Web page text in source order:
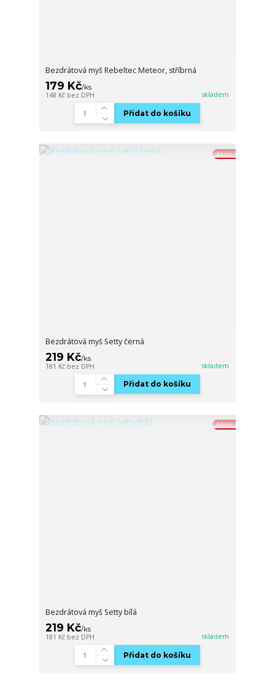
Bezdrátová myš Rebeltec Meteor, stříbrná
179 Kč/ks
148 Kč bez DPH skladem
Přidat do košíku
Akce
Bezdrátová myš Setty černá
219 Kč/ks
181 Kč bez DPH skladem
Přidat do košíku
Akce
Bezdrátová myš Setty bílá
219 Kč/ks
181 Kč bez DPH skladem
Přidat do košíku